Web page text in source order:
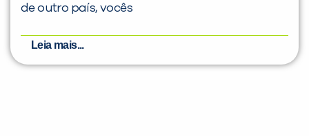
de outro país, vocês
Leia mais...